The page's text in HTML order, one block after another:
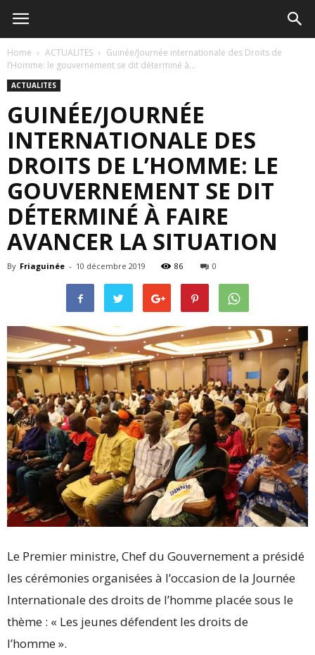
Home ACTUALITES
Guinée/Journée internationale des Droits de
l’Homme: le gouvernement se dit déterminé à...
ACTUALITES
GUINÉE/JOURNÉE
INTERNATIONALE DES
DROITS DE L’HOMME: LE
GOUVERNEMENT SE DIT
DÉTERMINÉ À FAIRE
AVANCER LA SITUATION
By Friaguinée - 10 décembre 2019 86 0
Le Premier ministre, Chef du Gouvernement a présidé
les cérémonies organisées à l’occasion de la Journée
Internationale des droits de l’homme placée sous le
thème : « Les jeunes défendent les droits de
l’homme ».